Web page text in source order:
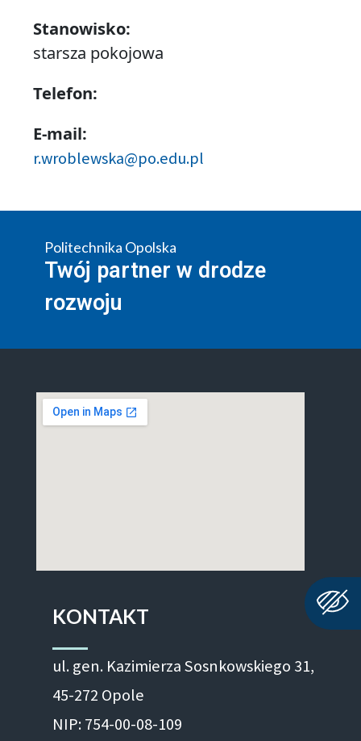
Stanowisko:
starsza pokojowa
Telefon:
E-mail:
r.wroblewska@po.edu.pl
Politechnika Opolska
Twój partner w drodze
rozwoju
KONTAKT
ul. gen. Kazimierza Sosnkowskiego 31,
45-272 Opole
NIP: 754-00-08-109